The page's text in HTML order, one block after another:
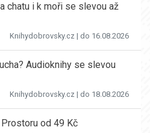
chatu i k moři se slevou až
Knihydobrovsky.cz | do 16.08.2026
Audioknihy se slevou
Knihydobrovsky.cz | do 18.08.2026
od 49 Kč